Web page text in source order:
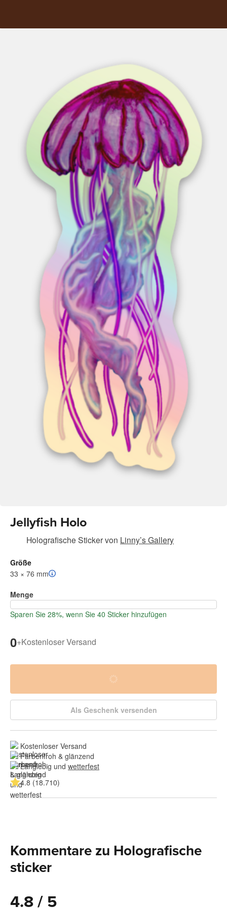
Jellyfish Holo
Holografische Stickervon Linny’s Gallery
Größe
33 × 76 mm
Menge
Sparen Sie 28%, wenn Sie 40 Sticker hinzufügen
0+Kostenloser Versand
Als Geschenk versenden
Kostenloser Versand
Farbenfroh & glänzend
Langlebig und wetterfest
4.8 (18.710)
Kommentare zu Holografische
sticker
4.8 / 5